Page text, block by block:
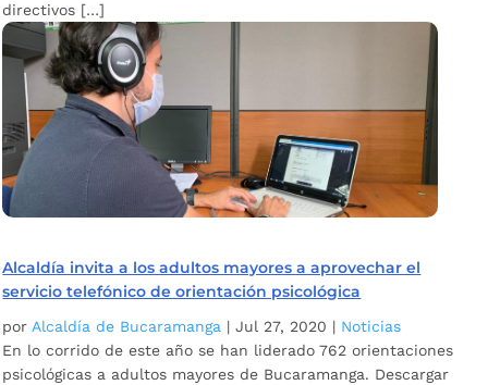
directivos […]
Alcaldía invita a los adultos mayores a aprovechar el
servicio telefónico de orientación psicológica
por Alcaldía de Bucaramanga |Jul 27, 2020 | Noticias
En lo corrido de este año se han liderado 762 orientaciones
psicológicas a adultos mayores de Bucaramanga. Descargar